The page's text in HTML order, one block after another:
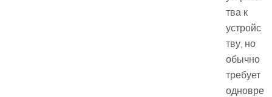
тва к
устройс
тву, но
обычно
требует
одновре